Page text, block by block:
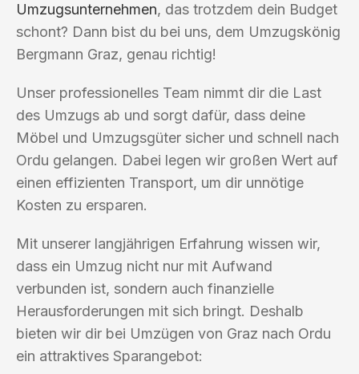
Umzugsunternehmen, das trotzdem dein Budget
schont? Dann bist du bei uns, dem Umzugskönig
Bergmann Graz, genau richtig!
Unser professionelles Team nimmt dir die Last
des Umzugs ab und sorgt dafür, dass deine
Möbel und Umzugsgüter sicher und schnell nach
Ordu gelangen. Dabei legen wir großen Wert auf
einen effizienten Transport, um dir unnötige
Kosten zu ersparen.
Mit unserer langjährigen Erfahrung wissen wir,
dass ein Umzug nicht nur mit Aufwand
verbunden ist, sondern auch finanzielle
Herausforderungen mit sich bringt. Deshalb
bieten wir dir bei Umzügen von Graz nach Ordu
ein attraktives Sparangebot: